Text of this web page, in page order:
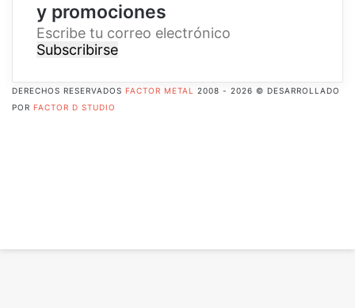
y promociones
E
s
r
e
DERECHOS RESERVADOS FACTOR METAL
2008 - 2026 © DESARROLLADO
POR FACTOR D STUDIO